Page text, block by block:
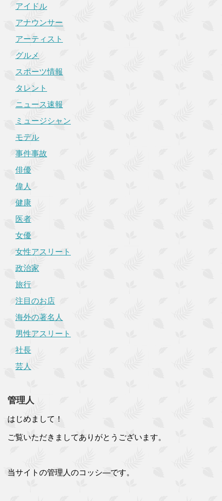
アイドル
アナウンサー
アーティスト
グルメ
スポーツ情報
タレント
ニュース速報
ミュージシャン
モデル
事件事故
俳優
偉人
健康
医者
女優
女性アスリート
政治家
旅行
注目のお店
海外の著名人
男性アスリート
社長
芸人
管理人
はじめまして！
ご覧いただきましてありがとうございます。
当サイトの管理人のコッシ―です。